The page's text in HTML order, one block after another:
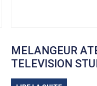
MELANGEUR
TELEVISION